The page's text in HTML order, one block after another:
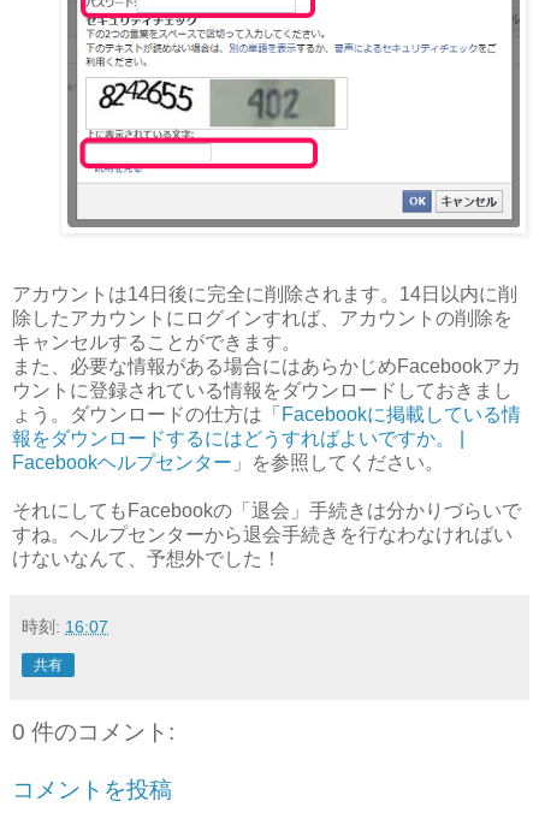
アカウントは14日後に完全に削除されます。14日以内に削
除したアカウントにログインすれば、アカウントの削除を
キャンセルすることができます。
また、必要な情報がある場合にはあらかじめFacebookアカ
ウントに登録されている情報をダウンロードしておきまし
ょう。ダウンロードの仕方は「 Facebookに掲載している情
報をダウンロードするにはどうすればよいですか。 |
Facebookヘルプセンター 」を参照してください。
それにしてもFacebookの「退会」手続きは分かりづらいで
すね。ヘルプセンターから退会手続きを行なわなければい
けないなんて、予想外でした！
時刻: 16:07
共有
0 件のコメント:
コメントを投稿